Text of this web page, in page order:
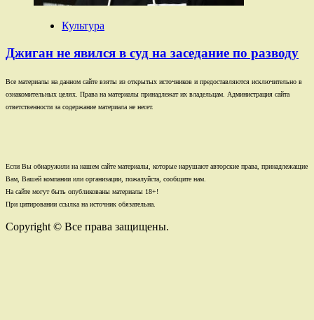
Культура
Джиган не явился в суд на заседание по разводу
Все материалы на данном сайте взяты из открытых источников и предоставляются исключительно в
ознакомительных целях. Права на материалы принадлежат их владельцам. Администрация сайта
ответственности за содержание материала не несет.
Если Вы обнаружили на нашем сайте материалы, которые нарушают авторские права, принадлежащие
Вам, Вашей компании или организации, пожалуйста, сообщите нам.
На сайте могут быть опубликованы материалы 18+!
При цитировании ссылка на источник обязательна.
Copyright © Все права защищены.